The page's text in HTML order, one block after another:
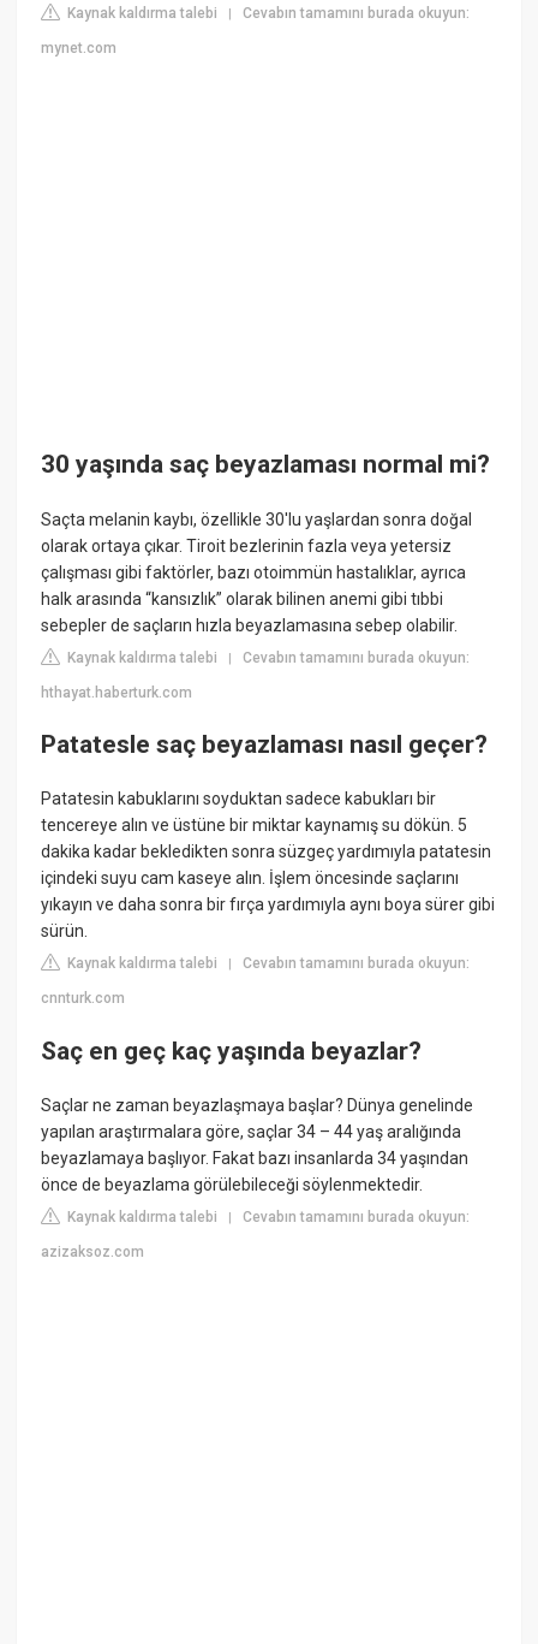
Kaynak kaldırma talebi |Cevabın tamamını burada okuyun:
mynet.com
30 yaşında saç beyazlaması normal mi?
Saçta melanin kaybı, özellikle 30'lu yaşlardan sonra doğal
olarak ortaya çıkar. Tiroit bezlerinin fazla veya yetersiz
çalışması gibi faktörler, bazı otoimmün hastalıklar, ayrıca
halk arasında “kansızlık” olarak bilinen anemi gibi tıbbi
sebepler de saçların hızla beyazlamasına sebep olabilir.
Kaynak kaldırma talebi |Cevabın tamamını burada okuyun:
hthayat.haberturk.com
Patatesle saç beyazlaması nasıl geçer?
Patatesin kabuklarını soyduktan sadece kabukları bir
tencereye alın ve üstüne bir miktar kaynamış su dökün. 5
dakika kadar bekledikten sonra süzgeç yardımıyla patatesin
içindeki suyu cam kaseye alın. İşlem öncesinde saçlarını
yıkayın ve daha sonra bir fırça yardımıyla aynı boya sürer gibi
sürün.
Kaynak kaldırma talebi |Cevabın tamamını burada okuyun:
cnnturk.com
Saç en geç kaç yaşında beyazlar?
Saçlar ne zaman beyazlaşmaya başlar? Dünya genelinde
yapılan araştırmalara göre, saçlar 34 – 44 yaş aralığında
beyazlamaya başlıyor. Fakat bazı insanlarda 34 yaşından
önce de beyazlama görülebileceği söylenmektedir.
Kaynak kaldırma talebi |Cevabın tamamını burada okuyun:
azizaksoz.com